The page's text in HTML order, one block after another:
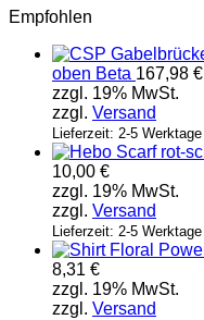
Empfohlen
oben Beta 167,98 €
zzgl. 19% MwSt.
zzgl. Versand
Lieferzeit: 2-5 Werktage
10,00 €
zzgl. 19% MwSt.
zzgl. Versand
Lieferzeit: 2-5 Werktage
8,31 €
zzgl. 19% MwSt.
zzgl. Versand